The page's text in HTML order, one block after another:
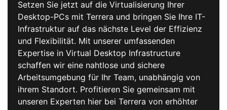
Setzen Sie jetzt auf die Virtualisierung Ihrer
Desktop-PCs mit Terrera und bringen Sie Ihre IT-
Infrastruktur auf das nächste Level der Effizienz
und Flexibilität. Mit unserer umfassenden
Expertise in Virtual Desktop Infrastructure
schaffen wir eine nahtlose und sichere
Arbeitsumgebung für Ihr Team, unabhängig von
ihrem Standort. Profitieren Sie gemeinsam mit
unseren Experten hier bei Terrera von erhöhter